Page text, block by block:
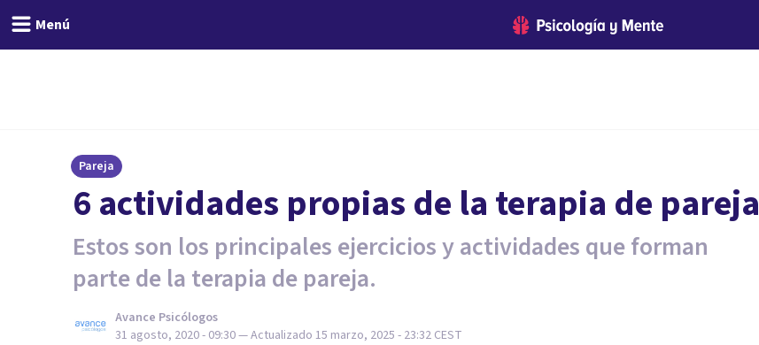
Menú
Pareja
6 actividades propias de la terapia de pareja
Estos son los principales ejercicios y actividades que forman
parte de la terapia de pareja.
Avance Psicólogos
31 agosto, 2020 - 09:30— Actualizado 15 marzo, 2025 - 23:32 CEST